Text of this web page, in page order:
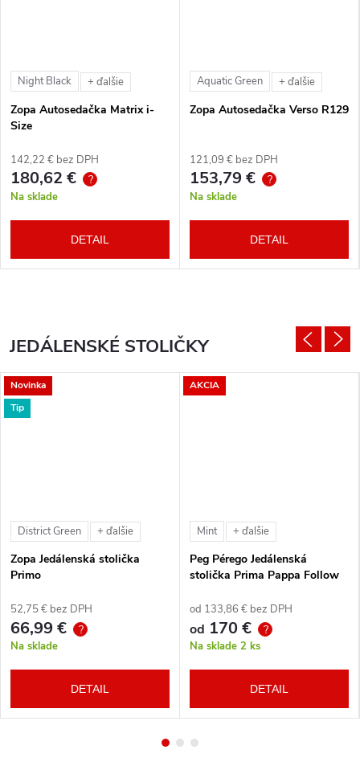
Night Black + ďalšie
Zopa Autosedačka Matrix i-
Size
142,22 € bez DPH
180,62 € ?
Na sklade
DETAIL
Aquatic Green + ďalšie
Zopa Autosedačka Verso R129
121,09 € bez DPH
153,79 € ?
Na sklade
DETAIL
JEDÁLENSKÉ STOLIČKY
Novinka
Tip
District Green + ďalšie
Zopa Jedálenská stolička
Primo
52,75 € bez DPH
66,99 € ?
Na sklade
DETAIL
AKCIA
Mint + ďalšie
Peg Pérego Jedálenská
stolička Prima Pappa Follow
od 133,86 € bez DPH
od 170 € ?
Na sklade 2 ks
DETAIL